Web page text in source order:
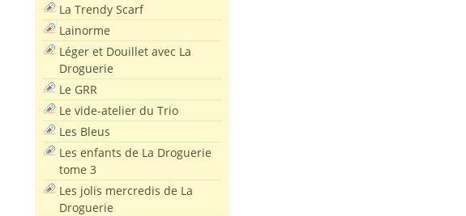
La Trendy Scarf
Lainorme
Léger et Douillet avec La
Droguerie
Le GRR
Le vide-atelier du Trio
Les Bleus
Les enfants de La Droguerie
tome 3
Les jolis mercredis de La
Droguerie